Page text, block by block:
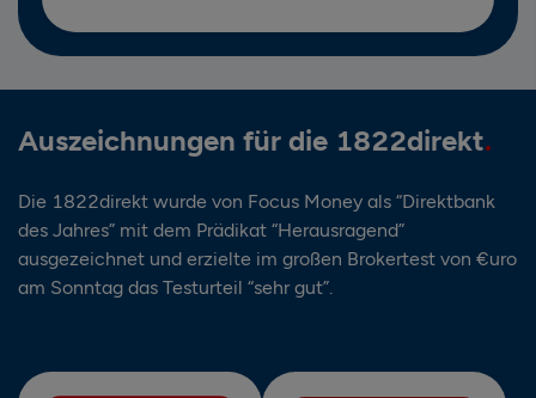
Auszeichnungen für die 1822direkt
Die 1822direkt wurde von Focus Money als “Direktbank
des Jahres” mit dem Prädikat “Herausragend”
ausgezeichnet und erzielte im großen Brokertest von €uro
am Sonntag das Testurteil “sehr gut”.